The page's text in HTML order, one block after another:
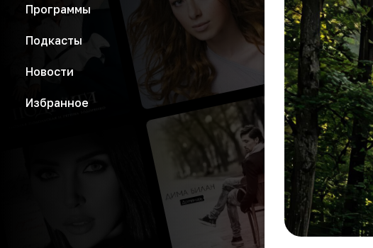
Программы
Подкасты
Новости
Избранное